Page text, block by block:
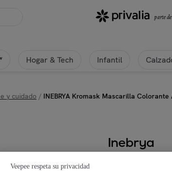
Hogar & Tech Infantil
y cuidado / INEBRYA Kromask Mascarilla
Inebrya
INEBRYA
Veepee respeta su privacidad